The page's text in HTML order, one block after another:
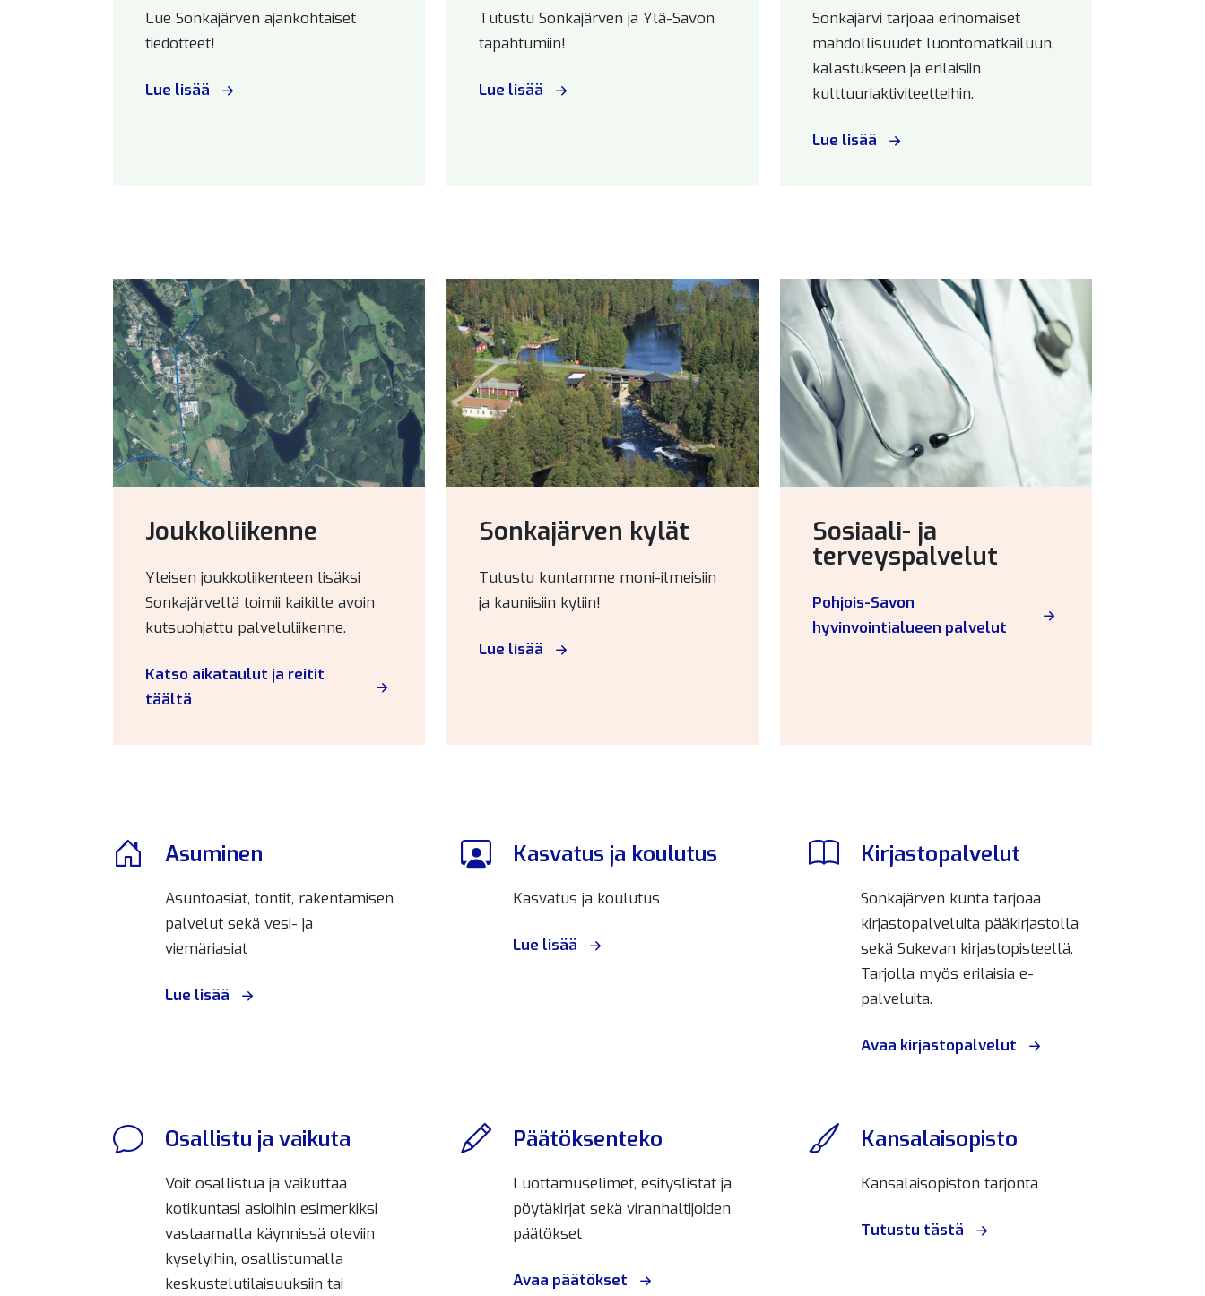
Lue Sonkajärven ajankohtaiset
tiedotteet!
Lue lisää
Tutustu Sonkajärven ja Ylä-Savon
tapahtumiin!
Lue lisää
Sonkajärvi tarjoaa erinomaiset
mahdollisuudet luontomatkailuun,
kalastukseen ja erilaisiin
kulttuuriaktiviteetteihin.
Lue lisää
Joukkoliikenne
Yleisen joukkoliikenteen lisäksi
Sonkajärvellä toimii kaikille avoin
kutsuohjattu palveluliikenne.
Katso aikataulut ja reitit
täältä
Sonkajärven kylät
Tutustu kuntamme moni-ilmeisiin
ja kauniisiin kyliin!
Lue lisää
Sosiaali- ja
terveyspalvelut
Pohjois-Savon
hyvinvointialueen palvelut
Asuminen
Asuntoasiat, tontit, rakentamisen
palvelut sekä vesi- ja
viemäriasiat
Lue lisää
Kasvatus ja koulutus
Kasvatus ja koulutus
Lue lisää
Kirjastopalvelut
Sonkajärven kunta tarjoaa
kirjastopalveluita pääkirjastolla
sekä Sukevan kirjastopisteellä.
Tarjolla myös erilaisia e-
palveluita.
Avaa kirjastopalvelut
Osallistu ja vaikuta
Voit osallistua ja vaikuttaa
kotikuntasi asioihin esimerkiksi
vastaamalla käynnissä oleviin
kyselyihin, osallistumalla
keskustelutilaisuuksiin tai
Päätöksenteko
Luottamuselimet, esityslistat ja
pöytäkirjat sekä viranhaltijoiden
päätökset
Avaa päätökset
Kansalaisopisto
Kansalaisopiston tarjonta
Tutustu tästä